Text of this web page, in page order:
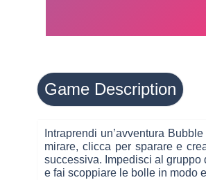
Game Description
Intraprendi un’avventura
mirare, clicca per sparare e
successiva. Impedisci al
e fai scoppiare le bolle in modo